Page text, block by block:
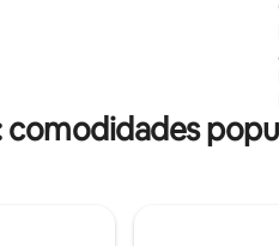
completa Quintal Enorme
com mosca